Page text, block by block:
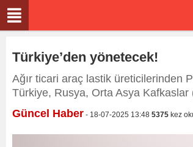
Türkiye’den yönetecek!
Ağır ticari araç lastik üreticilerinden
Türkiye, Rusya, Orta Asya
Güncel Haber - 18-07-2025 13:48 5375 kez